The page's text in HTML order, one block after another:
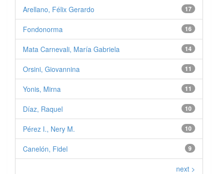
17
Arellano, Félix Gerardo
16
Fondonorma
14
Mata Carnevali, María Gabriela
11
Orsini, Giovannina
11
Yonis, Mirna
10
Díaz, Raquel
10
Pérez I., Nery M.
9
Canelón, Fidel
next >